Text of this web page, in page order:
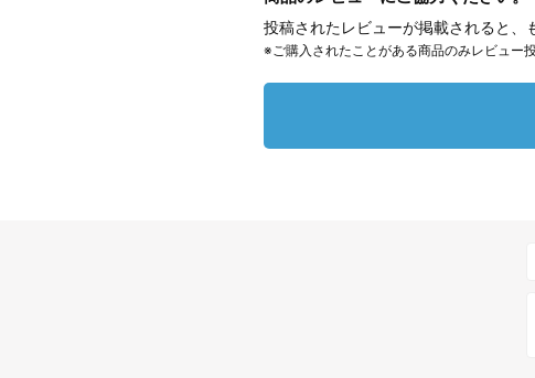
投稿されたレビューが掲載されると、
※ご購入されたことがある商品のみレビュー